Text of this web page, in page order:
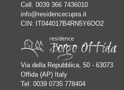
Cell. 0039 366 7436010
info@residencecupra.it
CIN: IT044017B4RN5Y6OO2
Via della Repubblica, 50 - 63073
Offida (AP) Italy
Tel: 0039 0735 778404